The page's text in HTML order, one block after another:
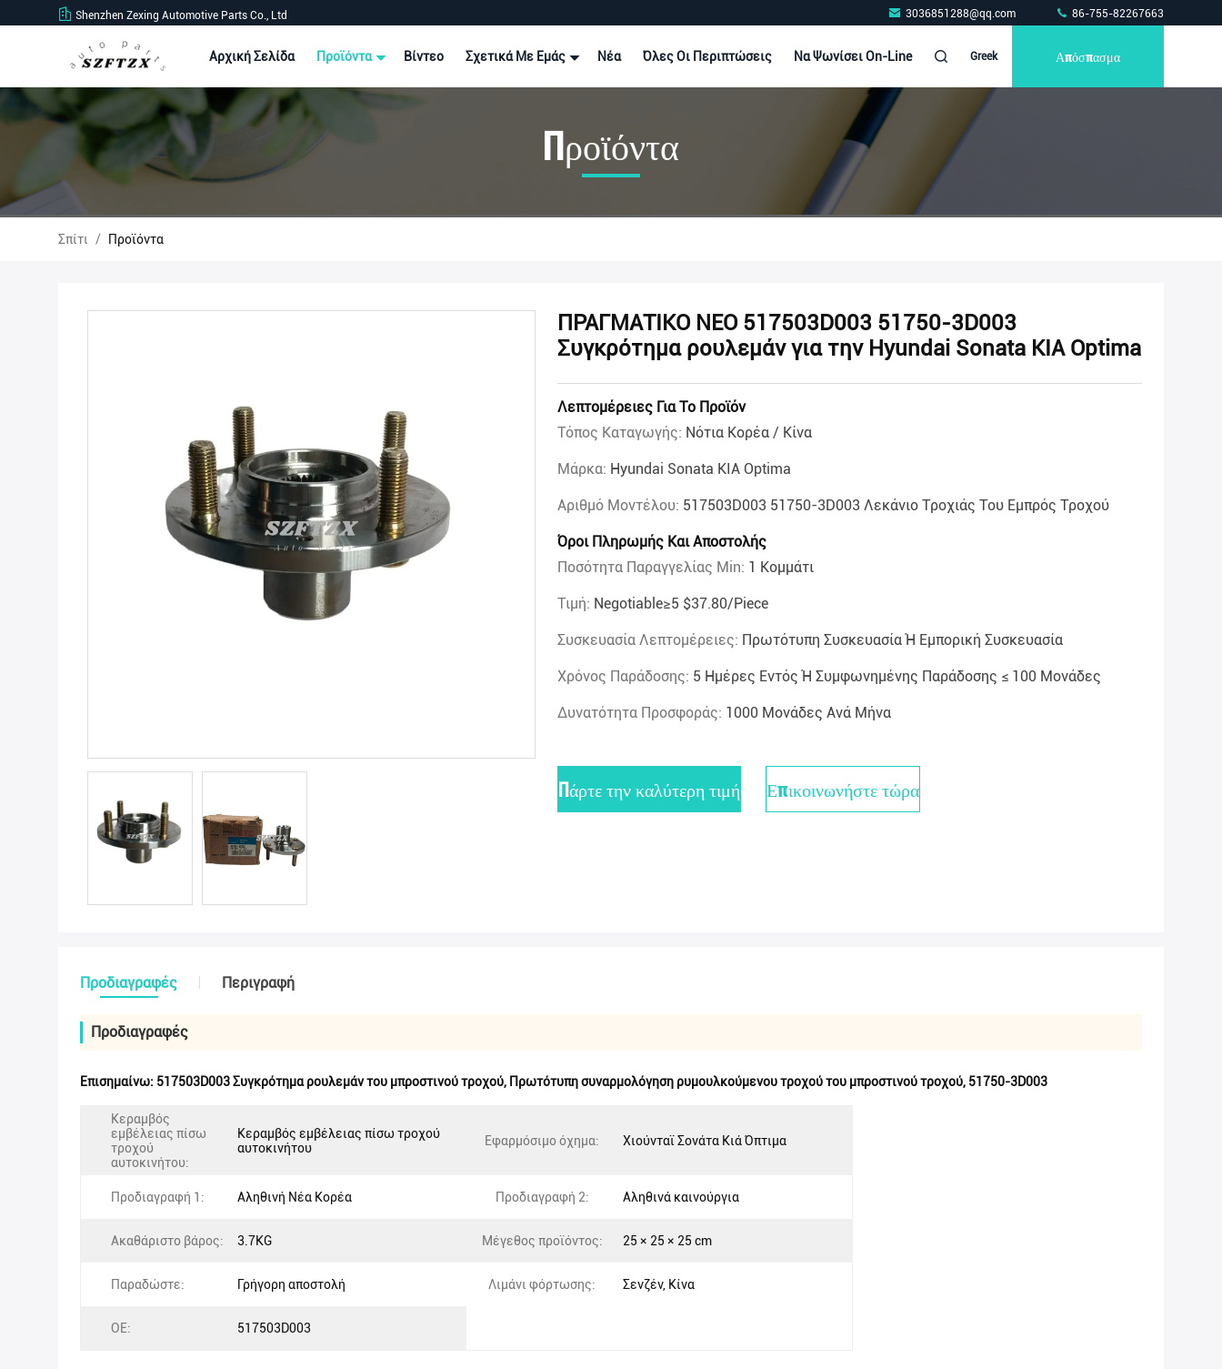
Shenzhen Zexing Automotive Parts Co., Ltd 3036851288@qq.com 86-755-82267663
Αρχική Σελίδα Προϊόντα Βίντεο Σχετικά Με Εμάς Νέα Όλες Οι Περιπτώσεις Να Ψωνίσει On-Line Greek Απόσπασμα
Προϊόντα
Σπίτι / Προϊόντα
ΠΡΑΓΜΑΤΙΚΟ ΝΕΟ 517503D003 51750-3D003
Συγκρότημα ρουλεμάν για την Hyundai Sonata KIA Optima
Λεπτομέρειες Για Το Προϊόν
Τόπος Καταγωγής: Νότια Κορέα / Κίνα
Μάρκα: Hyundai Sonata KIA Optima
Αριθμό Μοντέλου: 517503D003 51750-3D003 Λεκάνιο Τροχιάς Του Εμπρός Τροχού
Όροι Πληρωμής Και Αποστολής
Ποσότητα Παραγγελίας Min: 1 Κομμάτι
Τιμή: Negotiable≥5 $37.80/piece
Συσκευασία Λεπτομέρειες: Πρωτότυπη Συσκευασία Ή Εμπορική Συσκευασία
Χρόνος Παράδοσης: 5 Ημέρες Εντός Ή Συμφωνημένης Παράδοσης ≤ 100 Μονάδες
Δυνατότητα Προσφοράς: 1000 Μονάδες Ανά Μήνα
Πάρτε την καλύτερη τιμή Επικοινωνήστε τώρα
Προδιαγραφές Περιγραφή
Προδιαγραφές
Επισημαίνω: 517503D003 Συγκρότημα ρουλεμάν του μπροστινού τροχού, Πρωτότυπη συναρμολόγηση ρυμουλκούμενου τροχού του μπροστινού τροχού, 51750-3D003
Κεραμβός
εμβέλειας πίσω
τροχού
αυτοκινήτου:
Κεραμβός εμβέλειας πίσω τροχού
αυτοκινήτου
Εφαρμόσιμο όχημα: Χιούνταϊ Σονάτα Κιά Όπτιμα
Προδιαγραφή 1: Αληθινή Νέα Κορέα Προδιαγραφή 2: Αληθινά καινούργια
Ακαθάριστο βάρος: 3.7KG Μέγεθος προϊόντος: 25 × 25 × 25 cm
Παραδώστε: Γρήγορη αποστολή Λιμάνι φόρτωσης: Σενζέν, Κίνα
ΟΕ: 517503D003